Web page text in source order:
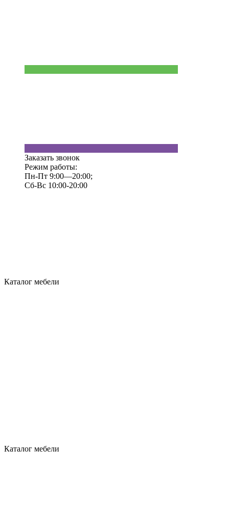
Заказать звонок
Режим работы:
Пн-Пт 9:00—20:00;
Сб-Вс 10:00-20:00
Каталог мебели
Каталог мебели